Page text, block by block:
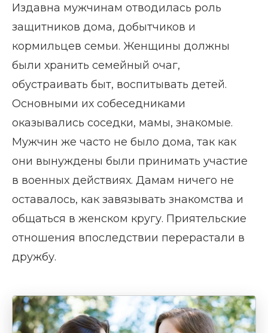
Издавна мужчинам отводилась роль
защитников дома, добытчиков и
кормильцев семьи. Женщины должны
были хранить семейный очаг,
обустраивать быт, воспитывать детей.
Основными их собеседниками
оказывались соседки, мамы, знакомые.
Мужчин же часто не было дома, так как
они вынуждены были принимать участие
в военных действиях. Дамам ничего не
оставалось, как завязывать знакомства и
общаться в женском кругу. Приятельские
отношения впоследствии перерастали в
дружбу.